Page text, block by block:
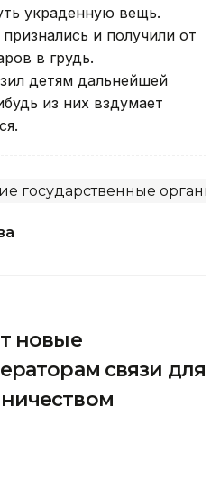
украденную вещь.
и получили от
в грудь.
детям дальнейшей
из них вздумает
государственные органы
новые
связи для